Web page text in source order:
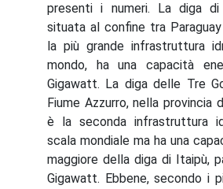
presenti i numeri. La diga
situata al confine tra
la più grande infrastruttura
mondo, ha una capacità
Gigawatt. La diga delle Tre
Fiume Azzurro, nella provincia
è la seconda infrastruttura
scala mondiale ma ha una
maggiore della diga di Itaipù,
Gigawatt. Ebbene, secondo i